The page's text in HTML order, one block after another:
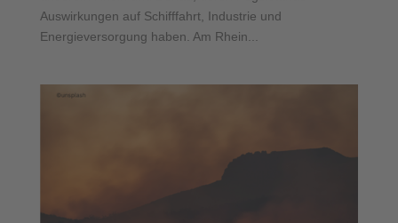
Auswirkungen auf Schifffahrt, Industrie und
Energieversorgung haben. Am Rhein...